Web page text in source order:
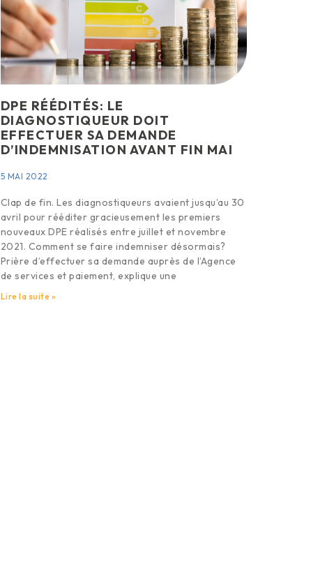
DPE RÉÉDITÉS: LE
DIAGNOSTIQUEUR DOIT
EFFECTUER SA DEMANDE
D’INDEMNISATION AVANT FIN MAI
5 MAI 2022
Clap de fin. Les diagnostiqueurs avaient jusqu’au 30
avril pour rééditer gracieusement les premiers
nouveaux DPE réalisés entre juillet et novembre
2021. Comment se faire indemniser désormais?
Prière d’effectuer sa demande auprès de l’Agence
de services et paiement, explique une
Lire la suite »